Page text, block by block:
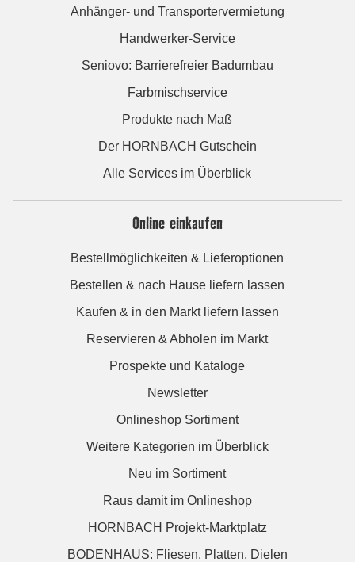
Anhänger- und Transportervermietung
Handwerker-Service
Seniovo: Barrierefreier Badumbau
Farbmischservice
Produkte nach Maß
Der HORNBACH Gutschein
Alle Services im Überblick
Online einkaufen
Bestellmöglichkeiten & Lieferoptionen
Bestellen & nach Hause liefern lassen
Kaufen & in den Markt liefern lassen
Reservieren & Abholen im Markt
Prospekte und Kataloge
Newsletter
Onlineshop Sortiment
Weitere Kategorien im Überblick
Neu im Sortiment
Raus damit im Onlineshop
HORNBACH Projekt-Marktplatz
BODENHAUS: Fliesen. Platten. Dielen